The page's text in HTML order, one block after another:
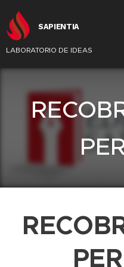
SAPIENTIA
LABORATORIO DE IDEAS